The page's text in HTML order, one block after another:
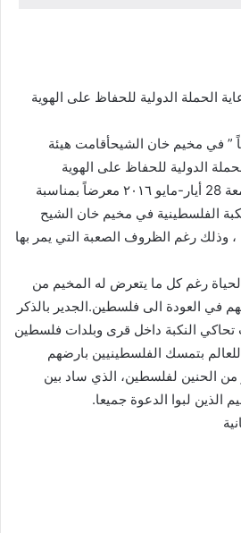
الحملة الدولية للحفاظ على الهوية
” في مخيم خان الشيحأقامت هيئة
الدولية للحفاظ على الهوية
الفلسطينية انتماء يوم الجمعة 28 أيار-مايو ٢٠١٦ معرضاً بمناسبة
الفلسطينية في مخيم خان الشيح
رغم الظروف الصعبة التي يمر بها
رغم كل ما يتعرض له المخيم من
في العودة الى فلسطين.الجدير بالذكر
النكبة داخل قرى وبلدات فلسطين
بتمسك الفلسطينيين بارضهم
من الحنين لفلسطين، الذي ساد بين
الذين لبوا الدعوة جميعا.